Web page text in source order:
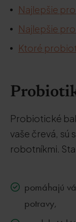
Najlepšie
Najlepšie
Ktoré
Probiotické
vaše črevá, sú
robotníkmi.
pomáhajú
potravy,